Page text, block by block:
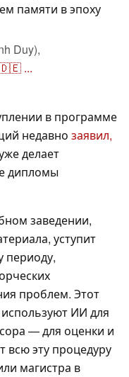
памяти в эпоху
Duy),
...
в программе
недавно заявил,
делает
дипломы
заведении,
уступит
периоду,
проблем. Этот
ИИ для
— для оценки и
всю эту процедуру
магистра в